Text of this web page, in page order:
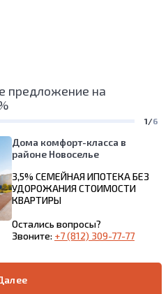
предложение на
1/6
Дома комфорт-класса в
районе Новоселье
3,5% СЕМЕЙНАЯ ИПОТЕКА БЕЗ
УДОРОЖАНИЯ СТОИМОСТИ
КВАРТИРЫ
Остались вопросы?
Звоните: +7 (812) 309-77-77